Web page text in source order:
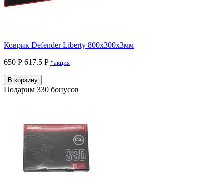
Коврик Defender Liberty 800х300х3мм
650 Р 617.5 P *акция
В корзину
Подарим 330 бонусов